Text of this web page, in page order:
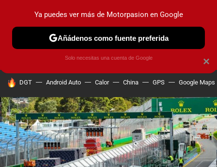
PRUEBAS COCHES ELÉCTRICOS OBSERVATORIO
HOY SE HABLA DE
DGT Android Auto Calor China GPS Google Maps
×
Ya puedes ver más de Motorpasion en Google
Añádenos como fuente preferida
Solo necesitas una cuenta de Google